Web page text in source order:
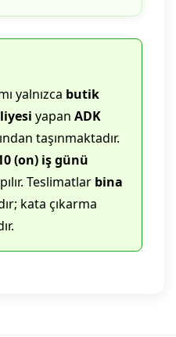
yalnızca butik
yapan ADK
taşınmaktadır.
(on) iş günü
Teslimatlar bina
kata çıkarma